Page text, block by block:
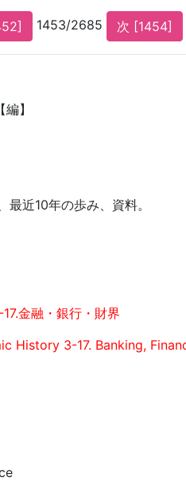
1453/2685 次 [1454]
】
近10年の歩み、資料。
金融・銀行・財界
History 3-17. Banking,